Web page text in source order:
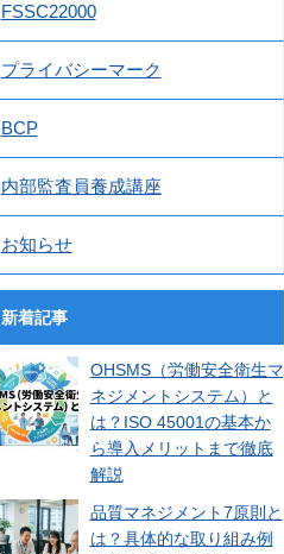
FSSC22000
プライバシーマーク
BCP
内部監査員養成講座
お知らせ
新着記事
OHSMS（労働安全衛生マ
ネジメントシステム）と
は？ISO 45001の基本か
ら導入メリットまで徹底
解説
品質マネジメント7原則と
は？具体的な取り組み例